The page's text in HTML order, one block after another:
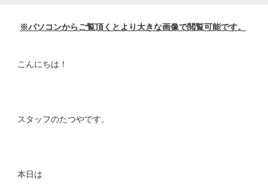
※パソコンからご覧頂くとより大きな画像で閲覧可能です。
こんにちは！
スタッフのたつやです。
本日は